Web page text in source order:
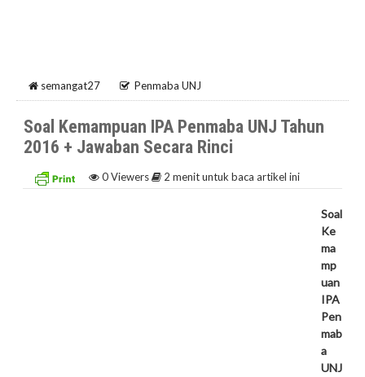
semangat27 Penmaba UNJ
Soal Kemampuan IPA Penmaba UNJ Tahun
2016 + Jawaban Secara Rinci
0Viewers 2 menit untuk baca artikel ini
Soal
Ke
ma
mp
uan
IPA
Pen
mab
a
UNJ